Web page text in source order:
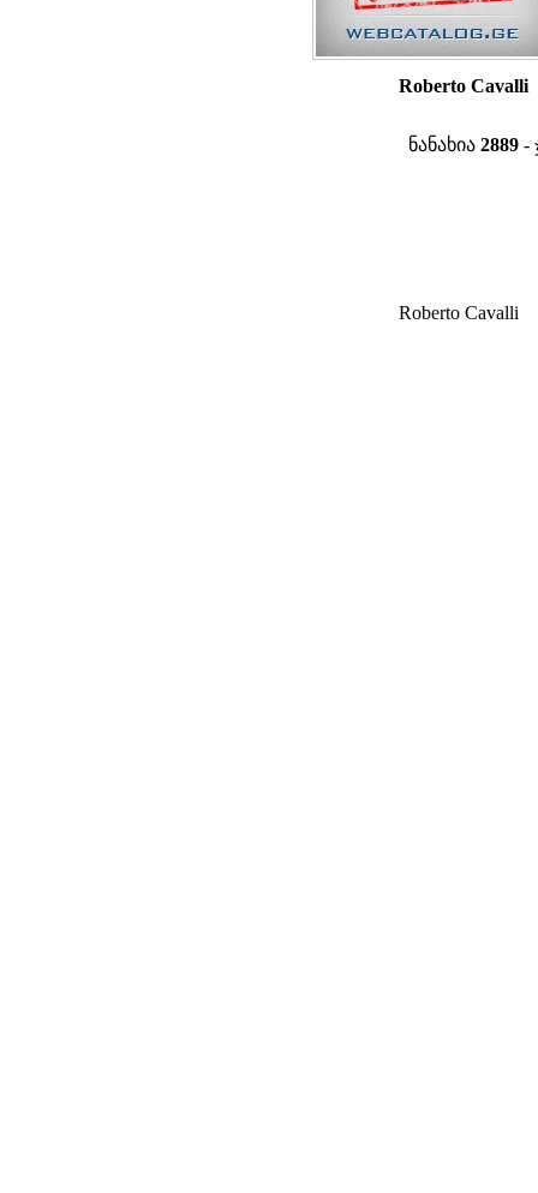
Roberto Cavalli
ნანახია 2889 -
Roberto Cavalli